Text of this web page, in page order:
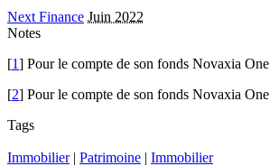
Next Finance Juin 2022
Notes
[1] Pour le compte de son fonds Novaxia One
[2] Pour le compte de son fonds Novaxia One
Tags
Immobilier| Patrimoine | Immobilier